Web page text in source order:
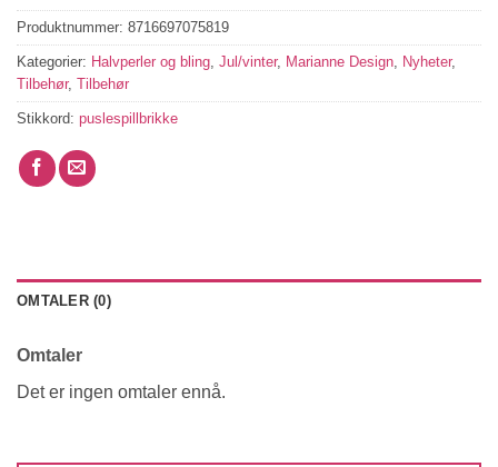
Produktnummer: 8716697075819
Kategorier: Halvperler og bling, Jul/vinter, Marianne Design, Nyheter,
Tilbehør, Tilbehør
Stikkord: puslespillbrikke
OMTALER (0)
Omtaler
Det er ingen omtaler ennå.